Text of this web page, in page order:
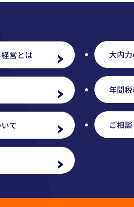
営とは
て
大内
年間
ご相